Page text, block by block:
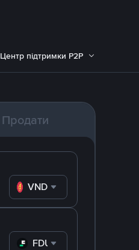
Центр підтримки P2P
Продати
VND
FDUSD